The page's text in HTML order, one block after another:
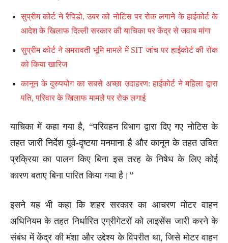
सुप्रीम कोर्ट ने रैपिडो, उबर को नोटिस पर रोक लगाने के हाईकोर्ट के
आदेश के खिलाफ दिल्ली सरकार की याचिका पर केंद्र से जवाब मांगा
सुप्रीम कोर्ट ने अमरावती भूमि मामले में SIT जांच पर हाईकोर्ट की रोक
को किया खारिज
कानून के दुरुपयोग का सबसे अच्छा उदाहरण: हाईकोर्ट ने महिला द्वारा
पति, परिवार के खिलाफ मामले पर रोक लगाई
याचिका में कहा गया है, “परिवहन विभाग द्वारा दिए गए नोटिस के
तहत जारी निर्देश पूर्व-दृष्टया मनमाना है और कानून के तहत उचित
प्रक्रिया का पालन किए बिना इस तरह के निषेध के लिए कोई
कारण बताए बिना पारित किया गया है।”
इसने यह भी कहा कि शहर सरकार का आचरण मोटर वाहन
अधिनियम के तहत निर्धारित एग्रीगेटरों को लाइसेंस जारी करने के
संबंध में केंद्र की मंशा और उद्देश्य के विपरीत था, जिसे मोटर वाहन